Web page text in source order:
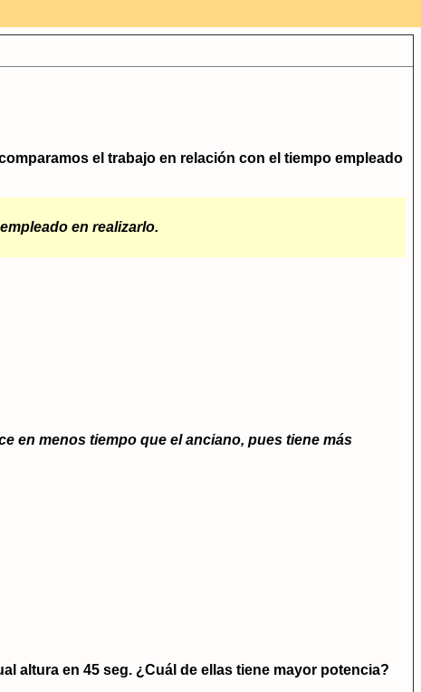
el trabajo en relación con el tiempo empleado
en realizarlo.
en menos tiempo que el anciano, pues tiene más
altura en 45 seg. ¿Cuál de ellas tiene mayor potencia?